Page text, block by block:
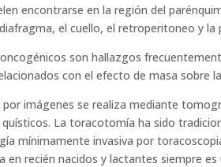
encontrarse en la región del
el cuello, el retroperitoneo y la
son hallazgos
con el efecto de masa sobre
por imágenes se realiza mediante
La toracotomía ha sido
mínimamente invasiva por
en recién nacidos y lactantes siempre